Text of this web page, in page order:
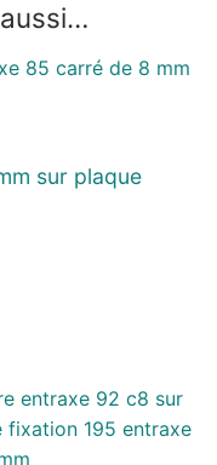
sur plaque